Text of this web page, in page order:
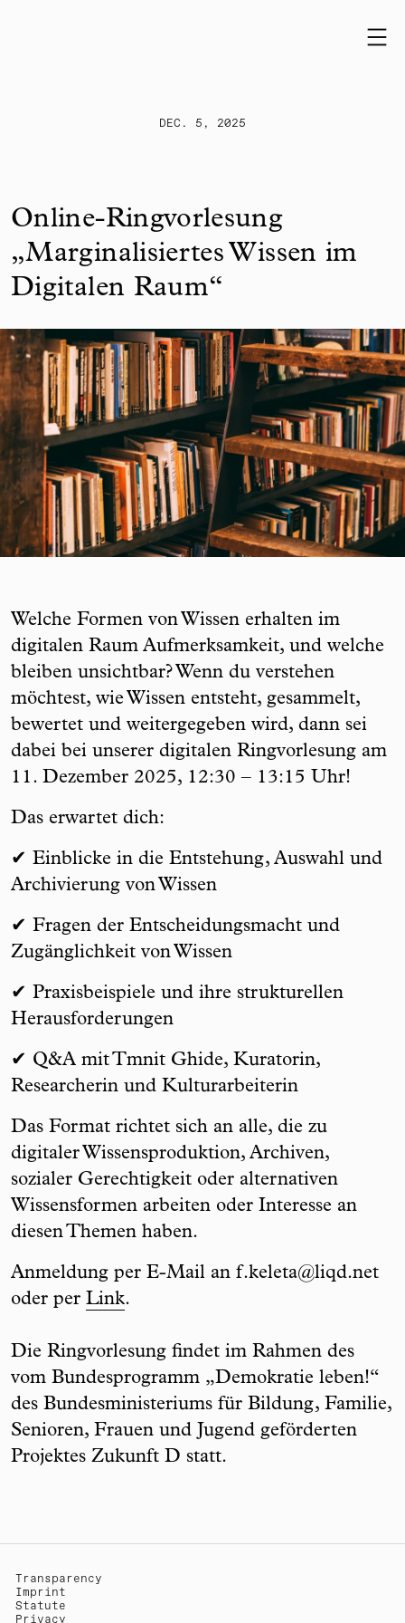
DEC. 5, 2025
Online-Ringvorlesung
„Marginalisiertes Wissen im
Digitalen Raum“
Welche Formen von Wissen erhalten im
digitalen Raum Aufmerksamkeit, und welche
bleiben unsichtbar? Wenn du verstehen
möchtest, wie Wissen entsteht, gesammelt,
bewertet und weitergegeben wird, dann sei
dabei bei unserer digitalen Ringvorlesung am
11. Dezember 2025, 12:30 – 13:15 Uhr!
Das erwartet dich:
✔ Einblicke in die Entstehung, Auswahl und
Archivierung von Wissen
✔ Fragen der Entscheidungsmacht und
Zugänglichkeit von Wissen
✔ Praxisbeispiele und ihre strukturellen
Herausforderungen
✔ Q&A mit Tmnit Ghide, Kuratorin,
Researcherin und Kulturarbeiterin
Das Format richtet sich an alle, die zu
digitaler Wissensproduktion, Archiven,
sozialer Gerechtigkeit oder alternativen
Wissensformen arbeiten oder Interesse an
diesen Themen haben.
Anmeldung per E-Mail an f.keleta@liqd.net
oder per Link.
Die Ringvorlesung findet im Rahmen des
vom Bundesprogramm „Demokratie leben!“
des Bundesministeriums für Bildung, Familie,
Senioren, Frauen und Jugend geförderten
Projektes Zukunft D statt.
Transparency
Imprint
Statute
Privacy